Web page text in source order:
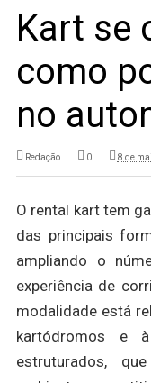
Kart se
como
no
Redação 0 8 de
O rental kart tem
das principais
ampliando o
experiência de
modalidade está
kartódromos e
estruturados,